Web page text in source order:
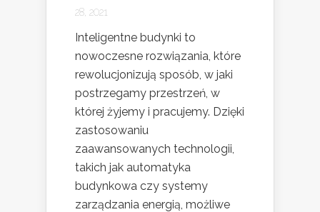
28, 2021
Inteligentne budynki to
nowoczesne rozwiązania, które
rewolucjonizują sposób, w jaki
postrzegamy przestrzeń, w
której żyjemy i pracujemy. Dzięki
zastosowaniu
zaawansowanych technologii,
takich jak automatyka
budynkowa czy systemy
zarządzania energią, możliwe